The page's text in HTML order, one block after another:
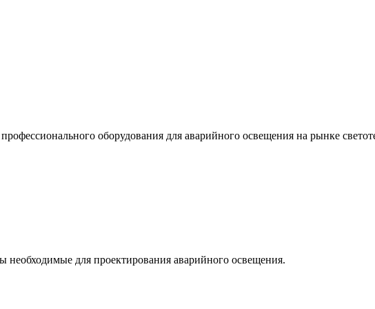
оборудования для аварийного освещения на рынке
необходимые для проектирования аварийного освещения.